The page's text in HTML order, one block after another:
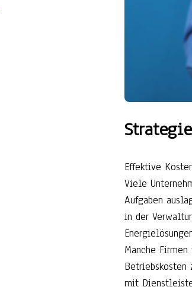
Effektive
Viele
Aufgaben
in der
Manche
Betriebskosten
mit